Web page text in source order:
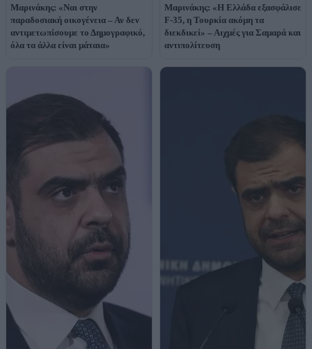
Μαρινάκης: «Ναι στην
παραδοσιακή οικογένεια – Αν δεν
αντιμετωπίσουμε το Δημογραφικό,
όλα τα άλλα είναι μάταια»
Μαρινάκης: «Η Ελλάδα εξασφάλισε
F-35, η Τουρκία ακόμη τα
διεκδικεί» – Αιχμές για Σαμαρά και
αντιπολίτευση